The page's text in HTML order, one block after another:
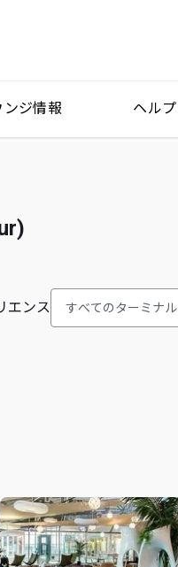
ンジ情報 ヘルプ
エンス すべてのターミナル